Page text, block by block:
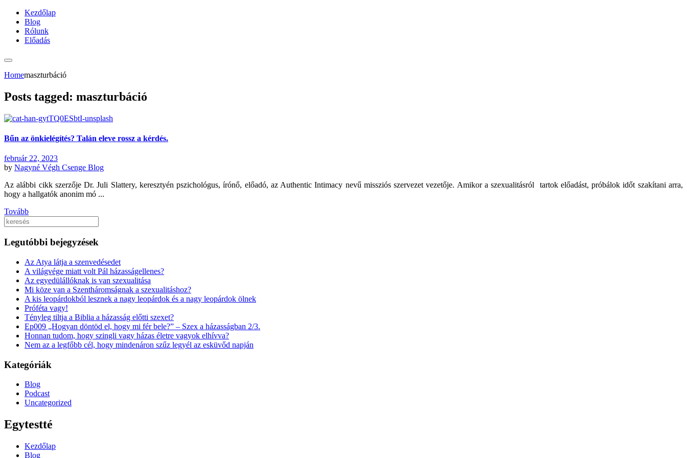
Kezdőlap
Blog
Rólunk
Előadás
Homemaszturbáció
Posts tagged: maszturbáció
Bűn az önkielégítés? Talán eleve rossz a kérdés.
február 22, 2023
by Nagyné Végh Csenge Blog
Az alábbi cikk szerzője Dr. Juli Slattery, keresztyén pszichológus, írónő, előadó, az Authentic Intimacy nevű missziós szervezet vezetője. Amikor a szexualitásról tartok előadást, próbálok időt szakítani arra,
hogy a hallgatók anonim mó ...
Tovább
Keresés
Legutóbbi bejegyzések
Az Atya látja a szenvedésedet
A világvége miatt volt Pál házasságellenes?
Az egyedülállóknak is van szexualitása
Mi köze van a Szentháromságnak a szexualitáshoz?
A kis leopárdokból lesznek a nagy leopárdok és a nagy leopárdok ölnek
Próféta vagy!
Tényleg tiltja a Biblia a házasság előtti szexet?
Ep009 „Hogyan döntöd el, hogy mi fér bele?” – Szex a házasságban 2/3.
Honnan tudom, hogy szingli vagy házas életre vagyok elhívva?
Nem az a legfőbb cél, hogy mindenáron szűz legyél az esküvőd napján
Kategóriák
Blog
Podcast
Uncategorized
Egytestté
Kezdőlap
Blog